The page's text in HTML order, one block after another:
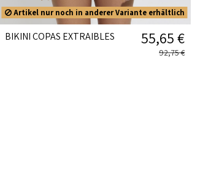
Artikel nur noch in anderer Variante erhältlich
BIKINI COPAS EXTRAIBLES 55,65 €
92,75 €